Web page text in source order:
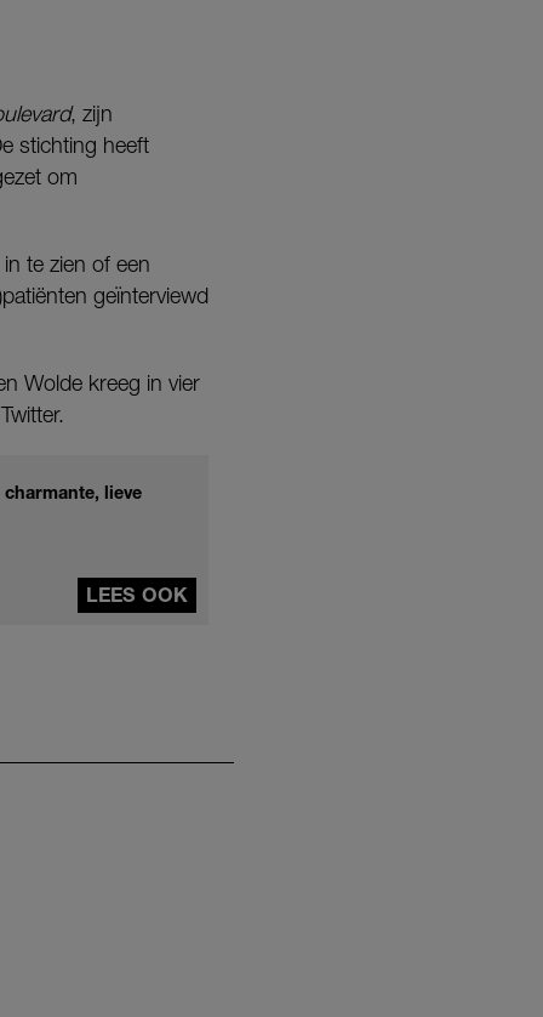
, zijn
stichting heeft
om
te zien of een
geïnterviewd
Wolde kreeg in vier
lieve
LEES OOK